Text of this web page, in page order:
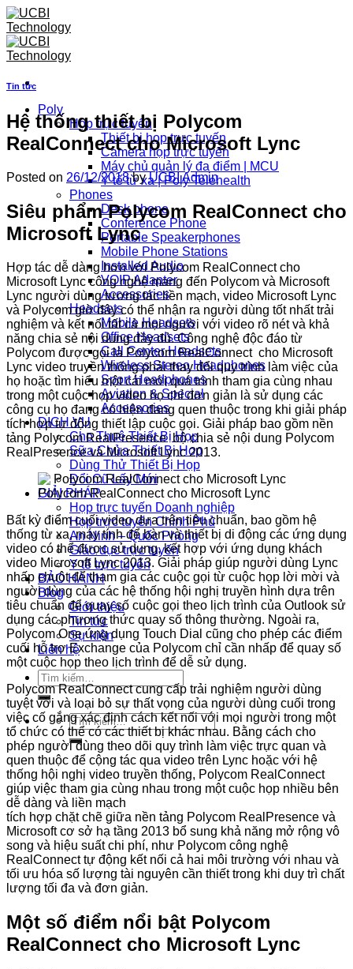
Skip
to
content
Poly
Họp trực tuyến
Thiết bị họp trực tuyến
Camera họp trực tuyến
Máy chủ quản lý đa điểm | MCU
Y tế từ xa | Poly Telehealth
Phones
Desk phone
Conference Phone
Portable Speakerphones
Mobile Phone Stations
Installed Audio
VOIP Adapter
Accessories
Headsets
Mobile Headsets
Office Headsets
Call Center Headsets
Wireless Stereo Headphones
Sport Headphones
Aviation & Special
Accessories
DỊCH VỤ
Cho Thuê Thiết Bị Họp
Sữa Chửa Thiết Bị Họp
Dùng Thử Thiết Bị Họp
Đổi Cũ Lấy Mới
GIẢI PHÁP
Họp trực tuyến Doanh nghiệp
Họp trực tuyến Chính Phủ
An Ninh – Quốc Phòng
Giáo dục trực tuyến
Y tế trực tuyến
BẢO HÀNH
Blog
Giới thiệu
Tin tức
Sự kiện
Liên hệ
Tìm
kiếm:
Tìm
kiếm:
Tin tức
Hệ thống thiết bị Polycom
RealConnect cho Microsoft Lync
Posted on 26/12/2018byUCBI Admin
Siêu phẩm Polycom RealConnect cho
Microsoft Lync
Hợp tác dễ dàng hơn với Polycom RealConnect cho
Microsoft Lync công nghệ mang đến Polycom và Microsoft
Lync người dùng tương tác liền mạch, video Microsoft Lync
và Polycom giờ đây có thể nhận ra người dùng tốt nhất trải
nghiệm và kết nối tất cả mọi người với video rõ nét và khả
năng chia sẻ nội dung đầy đủ. Công nghệ độc đáo từ
Polycom được gọi là Polycom RealConnect cho Microsoft
Lync video truyền thống phải thay đổi quy trình làm việc của
họ hoặc tìm hiểu một cái mới quá trình tham gia cùng nhau
trong một cuộc họp video họ chỉ đơn giản là sử dụng các
công cụ họ đang có hiện đang quen thuộc trong khi giải pháp
tích hợp tự động thiết lập cuộc gọi. Giải pháp bao gồm nền
tảng Polycom RealPresence bộ chia sẻ nội dung Polycom
RealPresence và Microsoft Lync 2013.
Polycom RealConnect cho Microsoft Lync
Bất kỳ điểm cuối video dựa trên tiêu chuẩn, bao gồm hệ
thống từ xa, máy tính để bàn và thiết bị di động các ứng dụng
video có thể được sử dụng, kết hợp với ứng dụng khách
video Microsoft Lync 2013. Giải pháp giúp người dùng Lync
nhấp chuột để tham gia các cuộc gọi từ cuộc họp lời mời và
người dùng của các hệ thống hội nghị truyền hình dựa trên
tiêu chuẩn để quay số cuộc gọi theo lịch trình của Outlook sử
dụng các phương thức quay số thông thường. Ngoài ra,
Polycom One ứng dụng Touch Dial cũng cho phép các điểm
cuối hỗ trợ Exchange của Polycom chỉ cần nhấp để quay số
một cuộc họp theo lịch trình để dễ sử dụng.
Polycom RealConnect cung cấp trải nghiệm người dùng
tuyệt vời và loại bỏ sự thất vọng của người dùng cuối trong
việc cố gắng xác định cách kết nối với mọi người trong một
tổ chức có thể có các thiết bị khác nhau. Bằng cách cho
phép người dùng theo dõi quy trình làm việc trực quan và
quen thuộc để cộng tác qua video trên Lync hoặc với hệ
thống hội nghị video truyền thống, Polycom RealConnect
giúp việc tham gia cùng nhau trong một cuộc họp nhiều bên
dễ dàng và liền mạch
tích hợp chặt chẽ giữa nền tảng Polycom RealPresence và
Microsoft cơ sở hạ tầng 2013 bổ sung khả năng mở rộng vô
song và hiệu suất chi phí, như Polycom công nghệ
RealConnect tự động kết nối cả hai môi trường với nhau và
tối ưu hóa số lượng tài nguyên cần thiết trong khi duy trì chất
lượng tối đa và đơn giản.
Một số điểm nổi bật Polycom
RealConnect cho Microsoft Lync